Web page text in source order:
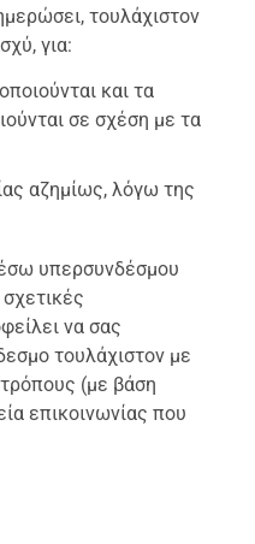
τουλάχιστον
για:
και τα
σε σχέση με τα
αζημίως, λόγω της
υπερσυνδέσμου
να σας
τουλάχιστον με
(με βάση
επικοινωνίας που